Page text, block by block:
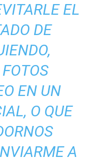
EL
DE
EN UN
O QUE
A